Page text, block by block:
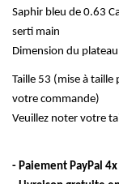
Saphir bleu de 0.63
serti main
Dimension du
Taille 53 (mise à
votre commande)
Veuillez noter votre
- Paiement PayPal